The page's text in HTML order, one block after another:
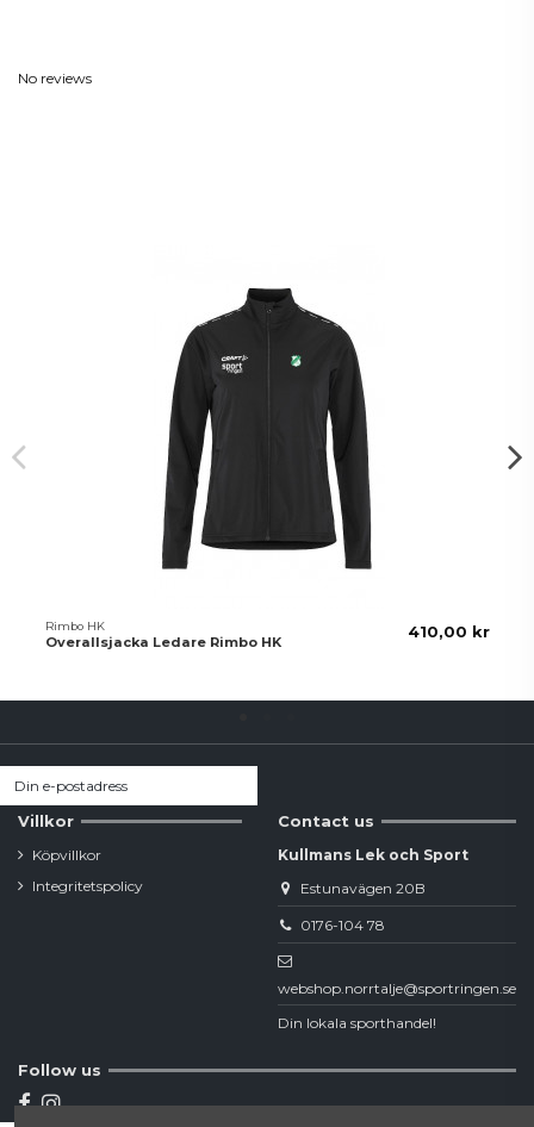
No reviews
Rimbo HK
Overallsjacka Ledare Rimbo HK
410,00 kr
Villkor
Köpvillkor
Integritetspolicy
Contact us
Kullmans Lek och Sport
Estunavägen 20B
0176-104 78
webshop.norrtalje@sportringen.se
Din lokala sporthandel!
Follow us